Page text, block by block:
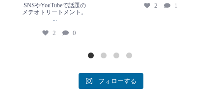
SNSやYouTubeで話題の
メテオトリートメント。
...
2 0
2 1
フォローする